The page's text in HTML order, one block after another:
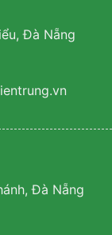
Đà Nẵng
Đà Nẵng